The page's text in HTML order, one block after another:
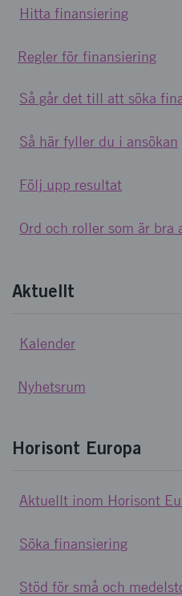
Hitta finansiering
Regler för finansiering
Så går det till att söka
Så här fyller du i ansökan
Följ upp resultat
Ord och roller som är bra
Aktuellt
Kalender
Nyhetsrum
Horisont Europa
Aktuellt inom Horisont
Söka finansiering
Stöd för små och